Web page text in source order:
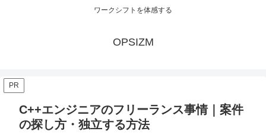
ワークシフトを体感する
OPSIZM
PR
C++エンジニアのフリーランス事情｜案件
の探し方・独立する方法